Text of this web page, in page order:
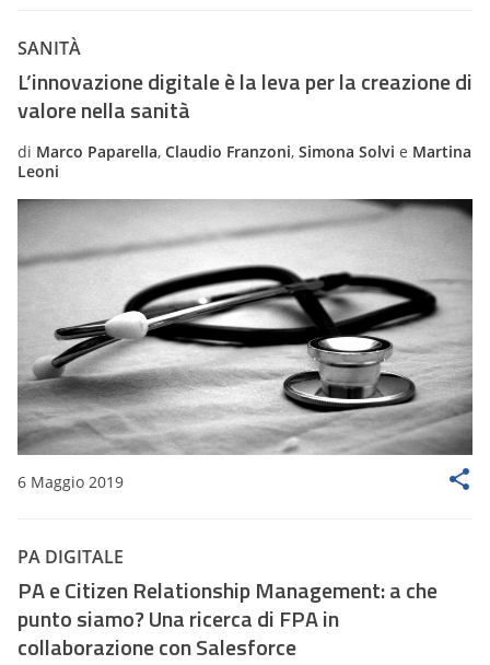
SANITÀ
L’innovazione digitale è la leva per la creazione di
valore nella sanità
di Marco Paparella, Claudio Franzoni, Simona Solvi e Martina
Leoni
6 Maggio 2019
PA DIGITALE
PA e Citizen Relationship Management: a che
punto siamo? Una ricerca di FPA in
collaborazione con Salesforce